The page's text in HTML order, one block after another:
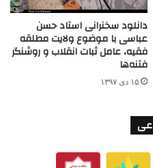
دانلود سخنرانی استاد حسن
عباسی با موضوع ولایت مطلقه
فقیه، عامل ثبات انقلاب و روشنگر
فتنه‌ها
۱۵ دی ۱۳۹۷